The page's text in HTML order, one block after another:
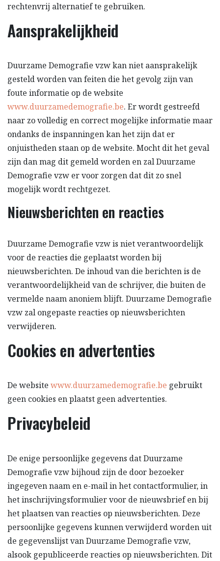
rechtenvrij alternatief te gebruiken.
Aansprakelijkheid
Duurzame Demografie vzw kan niet aansprakelijk
gesteld worden van feiten die het gevolg zijn van
foute informatie op de website
www.duurzamedemografie.be. Er wordt gestreefd
naar zo volledig en correct mogelijke informatie maar
ondanks de inspanningen kan het zijn dat er
onjuistheden staan op de website. Mocht dit het geval
zijn dan mag dit gemeld worden en zal Duurzame
Demografie vzw er voor zorgen dat dit zo snel
mogelijk wordt rechtgezet.
Nieuwsberichten en reacties
Duurzame Demografie vzw is niet verantwoordelijk
voor de reacties die geplaatst worden bij
nieuwsberichten. De inhoud van die berichten is de
verantwoordelijkheid van de schrijver, die buiten de
vermelde naam anoniem blijft. Duurzame Demografie
vzw zal ongepaste reacties op nieuwsberichten
verwijderen.
Cookies en advertenties
De website www.duurzamedemografie.be gebruikt
geen cookies en plaatst geen advertenties.
Privacybeleid
De enige persoonlijke gegevens dat Duurzame
Demografie vzw bijhoud zijn de door bezoeker
ingegeven naam en e-mail in het contactformulier, in
het inschrijvingsformulier voor de nieuwsbrief en bij
het plaatsen van reacties op nieuwsberichten. Deze
persoonlijke gegevens kunnen verwijderd worden uit
de gegevenslijst van Duurzame Demografie vzw,
alsook gepubliceerde reacties op nieuwsberichten. Dit